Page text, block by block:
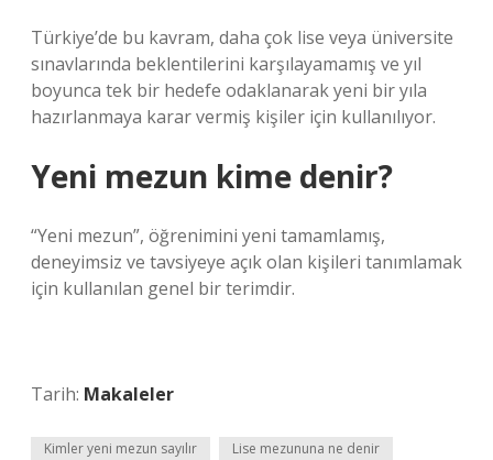
Türkiye’de bu kavram, daha çok lise veya üniversite
sınavlarında beklentilerini karşılayamamış ve yıl
boyunca tek bir hedefe odaklanarak yeni bir yıla
hazırlanmaya karar vermiş kişiler için kullanılıyor.
Yeni mezun kime denir?
“Yeni mezun”, öğrenimini yeni tamamlamış,
deneyimsiz ve tavsiyeye açık olan kişileri tanımlamak
için kullanılan genel bir terimdir.
Tarih: Makaleler
Kimler yeni mezun sayılır Lise mezununa ne denir